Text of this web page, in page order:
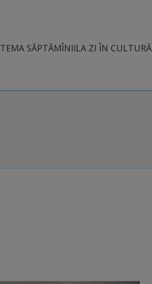
TEMA SĂPTĂMÎNIILA ZI ÎN CULTURĂ